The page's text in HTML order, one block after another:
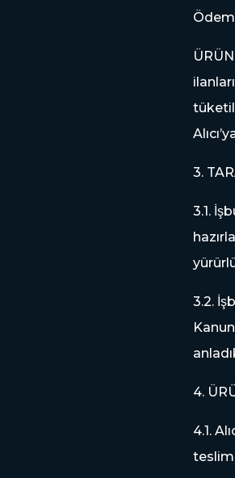
3.
3.1.
3.2.
4.
4.1.